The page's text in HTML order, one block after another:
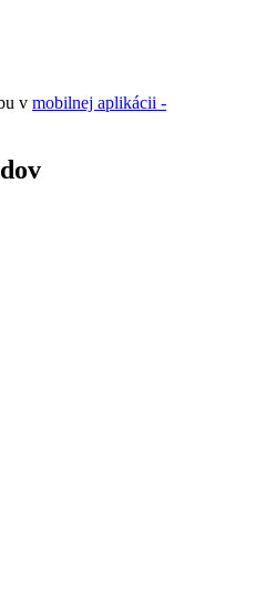
v mobilnej aplikácii -